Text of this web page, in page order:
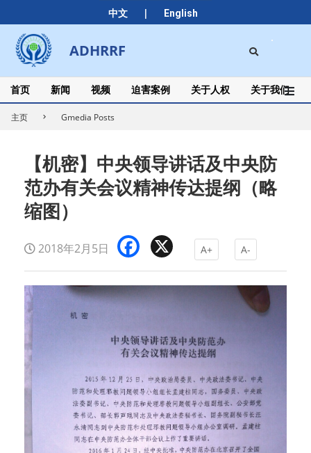
中文 | English
to
content
ADHRRF
Secondary
Navigation
Menu
首页 新闻 视频 迫害案例 关于人权 关于我们
主页 Gmedia Posts
【机密】中央领导讲话及中央防
范办有关会议精神传达提纲（略
缩图）
2018年2月5日 Facebook A+ A-